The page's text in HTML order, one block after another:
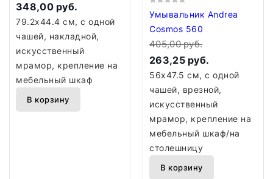
348,00 руб.
79.2x44.4 см, с одной
чашей, накладной,
искусственный
мрамор, крепление на
мебельный шкаф
В корзину
Умывальник Andrea
Cosmos 560
405,00 руб.
263,25 руб.
56x47.5 см, с одной
чашей, врезной,
искусственный
мрамор, крепление на
мебельный шкаф/на
столешницу
В корзину